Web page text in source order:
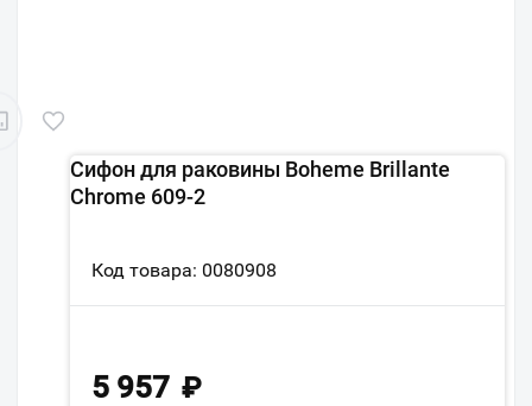
Сифон для раковины Boheme Brillante
Chrome 609-2
Код товара: 0080908
5 957 ₽